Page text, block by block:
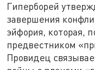
Гиперборей
завершения
эйфория, которая,
предвестником
Провидец